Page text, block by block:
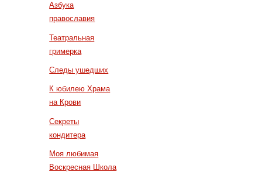
Азбука
православия
Театральная
гримерка
Следы ушедших
К юбилею Храма
на Крови
Секреты
кондитера
Моя любимая
Воскресная Школа